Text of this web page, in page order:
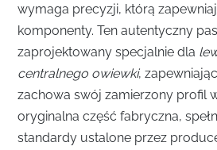
wymaga precyzji, którą
komponenty. Ten autentyczny
zaprojektowany specjalnie dla
centralnego owiewki,
zachowa swój zamierzony profil
oryginalna część fabryczna,
standardy ustalone przez